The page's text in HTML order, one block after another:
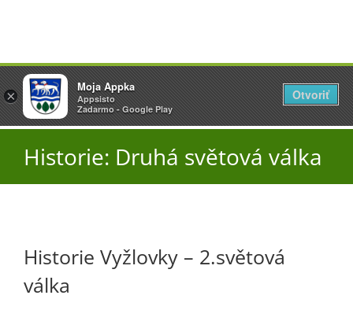
Přeskočit
na
obsah
Úřad
Aktuality
Historie: Druhá světová válka
Historie Vyžlovky – 2.světová
válka
×
Vyžlovka
AppSisto
- In Google Play
Otevřít
×
Moja Appka
Appsisto
Zadarmo - Google Play
Otvoriť